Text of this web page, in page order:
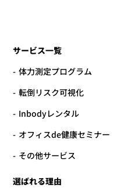
サービス一覧
体力測定プログラム
転倒リスク可視化
Inbodyレンタル
オフィスde健康セミナー
その他サービス
選ばれる理由